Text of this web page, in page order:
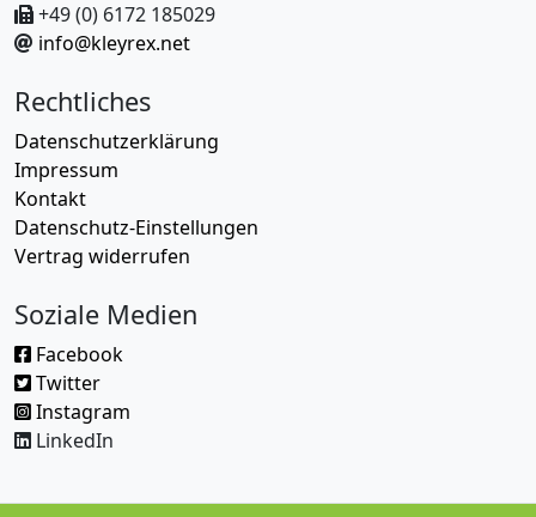
+49 (0) 6172 185029
info@kleyrex.net
Rechtliches
Datenschutzerklärung
Impressum
Kontakt
Datenschutz-Einstellungen
Vertrag widerrufen
Soziale Medien
Facebook
Twitter
Instagram
LinkedIn